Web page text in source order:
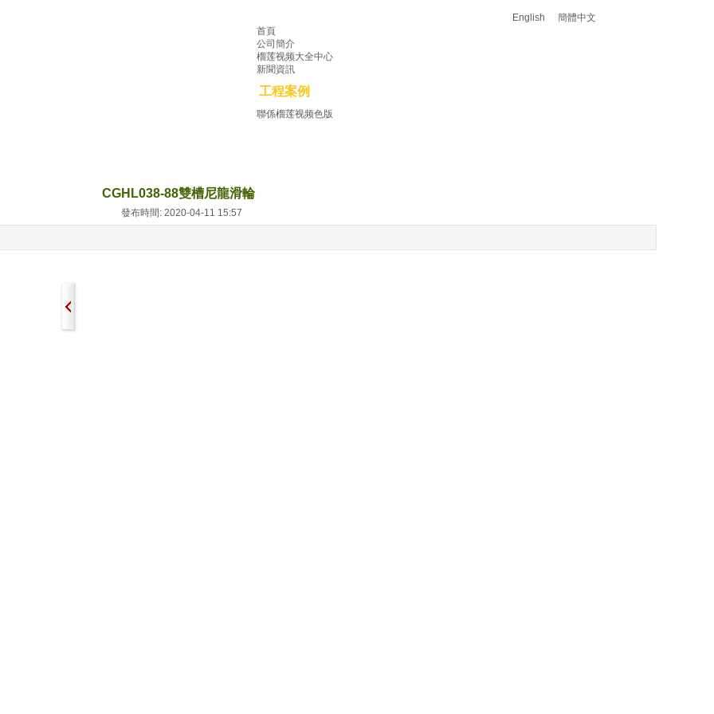
English
簡體中文
首頁
公司簡介
榴莲视频大全中心
新聞資訊
工程案例
聯係榴莲视频色版
CGHL038-88雙槽尼龍滑輪
發布時間: 2020-04-11 15:57